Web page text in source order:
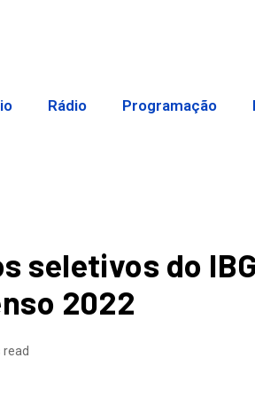
Rádio Programação
seletivos do
2022